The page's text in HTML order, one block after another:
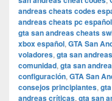
andreas cheats codes
andreas cheats pc español
gta san andreas cheats
xbox español, GTA San
voladores, gta san
comunidad, gta san
configuración, GTA San
consejos principiantes,
andreas críticas, gta san